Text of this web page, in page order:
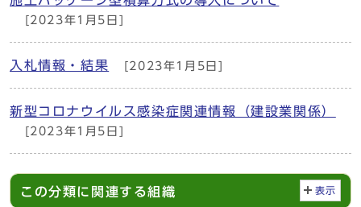
[2023年1月5日]
入札情報・結果 [2023年1月5日]
新型コロナウイルス感染症関連情報（建設業関係）
[2023年1月5日]
この分類に関連する組織 表示